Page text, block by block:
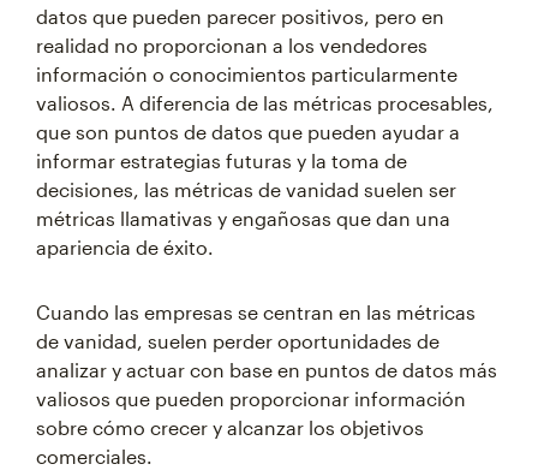
datos que pueden parecer positivos, pero en
realidad no proporcionan a los vendedores
información o conocimientos particularmente
valiosos. A diferencia de las métricas procesables,
que son puntos de datos que pueden ayudar a
informar estrategias futuras y la toma de
decisiones, las métricas de vanidad suelen ser
métricas llamativas y engañosas que dan una
apariencia de éxito.
Cuando las empresas se centran en las métricas
de vanidad, suelen perder oportunidades de
analizar y actuar con base en puntos de datos más
valiosos que pueden proporcionar información
sobre cómo crecer y alcanzar los objetivos
comerciales.